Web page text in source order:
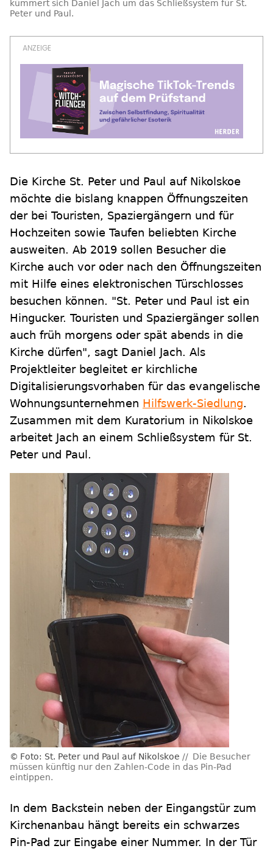
kümmert sich Daniel Jach um das Schließsystem für St.
Peter und Paul.
Die Kirche St. Peter und Paul auf Nikolskoe
möchte die bislang knappen Öffnungszeiten
der bei Touristen, Spaziergängern und für
Hochzeiten sowie Taufen beliebten Kirche
ausweiten. Ab 2019 sollen Besucher die
Kirche auch vor oder nach den Öffnungszeiten
mit Hilfe eines elektronischen Türschlosses
besuchen können. "St. Peter und Paul ist ein
Hingucker. Touristen und Spaziergänger sollen
auch früh morgens oder spät abends in die
Kirche dürfen", sagt Daniel Jach. Als
Projektleiter begleitet er kirchliche
Digitalisierungsvorhaben für das evangelische
Wohnungsunternehmen Hilfswerk-Siedlung.
Zusammen mit dem Kuratorium in Nikolskoe
arbeitet Jach an einem Schließsystem für St.
Peter und Paul.
Foto: St. Peter und Paul auf Nikolskoe
Die Besucher
müssen künftig nur den Zahlen-Code in das Pin-Pad
eintippen.
In dem Backstein neben der Eingangstür zum
Kirchenanbau hängt bereits ein schwarzes
Pin-Pad zur Eingabe einer Nummer. In der Tür